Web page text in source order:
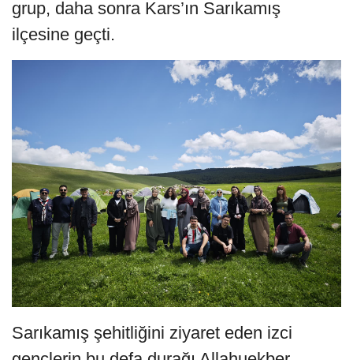
grup, daha sonra Kars’ın Sarıkamış
ilçesine geçti.
Sarıkamış şehitliğini ziyaret eden izci